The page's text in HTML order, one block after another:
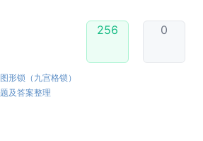
256 0
形锁（九宫格锁）
及答案整理